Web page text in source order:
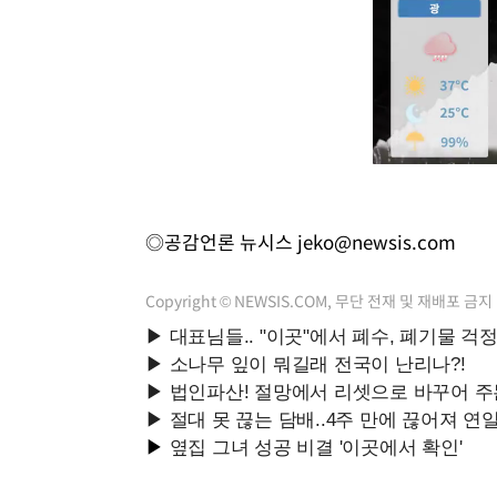
◎공감언론 뉴시스 jeko@newsis.com
Copyright © NEWSIS.COM, 무단 전재 및 재배포 금지